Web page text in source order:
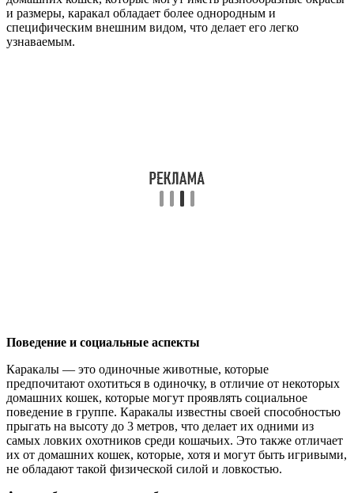
и размеры, каракал обладает более однородным и
специфическим внешним видом, что делает его легко
узнаваемым.
Поведение и социальные аспекты
Каракалы — это одиночные животные, которые
предпочитают охотиться в одиночку, в отличие от некоторых
домашних кошек, которые могут проявлять социальное
поведение в группе. Каракалы известны своей способностью
прыгать на высоту до 3 метров, что делает их одними из
самых ловких охотников среди кошачьих. Это также отличает
их от домашних кошек, которые, хотя и могут быть игривыми,
не обладают такой физической силой и ловкостью.